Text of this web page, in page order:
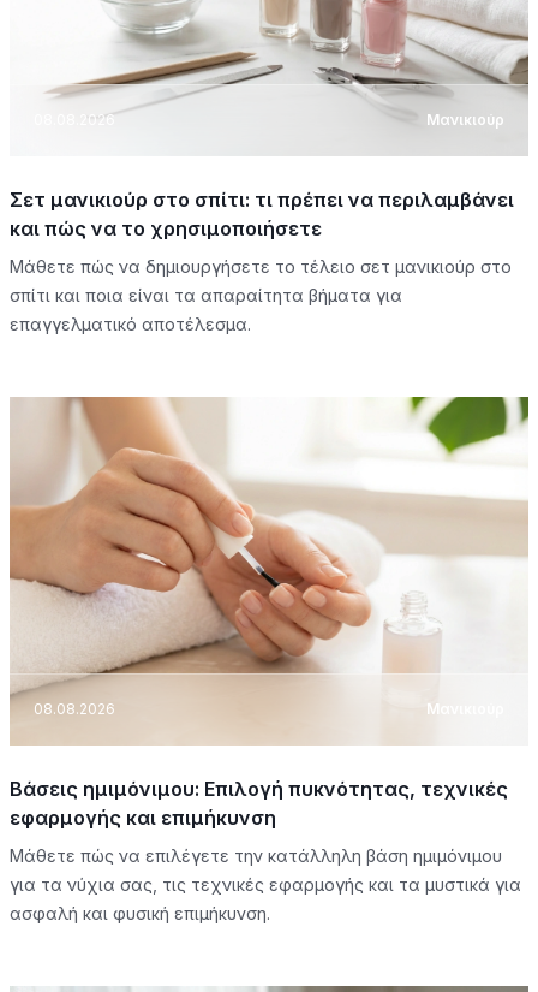
08.08.2026 Μανικιούρ
Σετ μανικιούρ στο σπίτι: τι πρέπει να περιλαμβάνει
και πώς να το χρησιμοποιήσετε
Μάθετε πώς να δημιουργήσετε το τέλειο σετ μανικιούρ στο
σπίτι και ποια είναι τα απαραίτητα βήματα για
επαγγελματικό αποτέλεσμα.
08.08.2026 Μανικιούρ
Βάσεις ημιμόνιμου: Επιλογή πυκνότητας, τεχνικές
εφαρμογής και επιμήκυνση
Μάθετε πώς να επιλέγετε την κατάλληλη βάση ημιμόνιμου
για τα νύχια σας, τις τεχνικές εφαρμογής και τα μυστικά για
ασφαλή και φυσική επιμήκυνση.